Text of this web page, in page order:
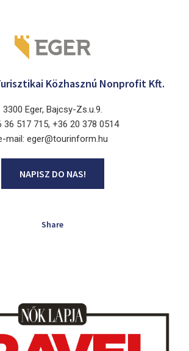
Közhasznú Nonprofit Kft.
3300 Eger, Bajcsy-Zs.u.9.
36 517 715, +36 20 378 0514
mail: eger@tourinform.hu
NAPISZ DO NAS!
Share